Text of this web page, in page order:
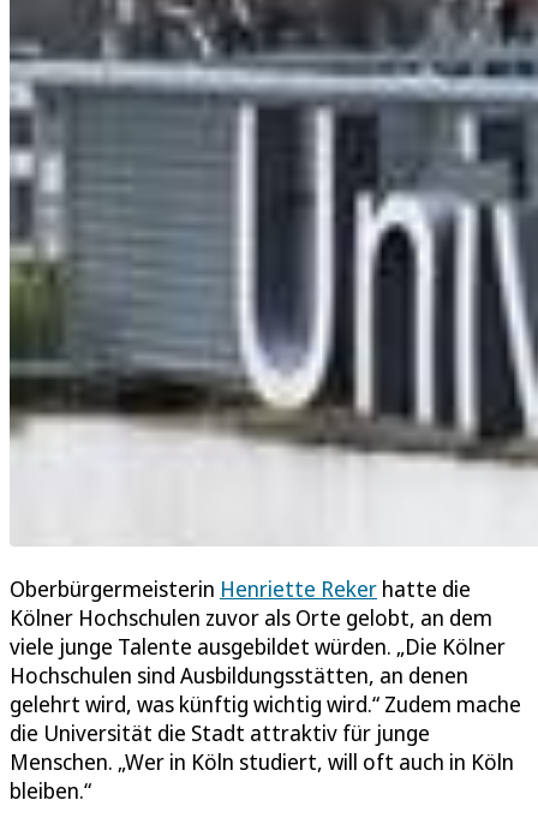
Oberbürgermeisterin Henriette Reker hatte die
Kölner Hochschulen zuvor als Orte gelobt, an dem
viele junge Talente ausgebildet würden. „Die Kölner
Hochschulen sind Ausbildungsstätten, an denen
gelehrt wird, was künftig wichtig wird.“ Zudem mache
die Universität die Stadt attraktiv für junge
Menschen. „Wer in Köln studiert, will oft auch in Köln
bleiben.“